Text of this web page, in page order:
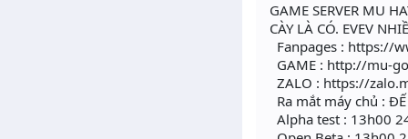
GAME SERVER MU
CÀY LÀ CÓ. EVEV
Fanpages : https://
GAME : http://mu-
ZALO : https://
Ra mắt máy chủ :
Alpha test : 13h00